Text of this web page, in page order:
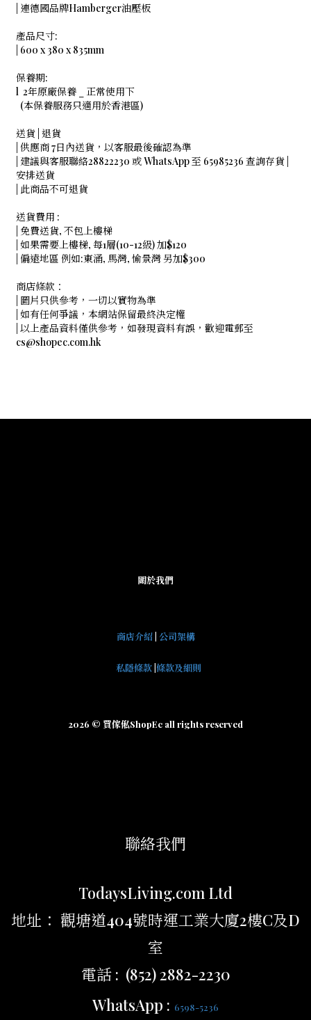
| 連德國品牌Hamberger油壓板
產品尺寸:
| 600 x 380 x 835mm
保養期:
l 2年原廠保養 _ 正常使用下
(本保養服務只適用於香港區)
送貨 | 退貨
| 供應商 7日內送貨，以客服最後確認為準
| 建議與客服聯絡28822230 或 WhatsApp 至 65985236 查詢存貨 |
安排送貨
| 此商品不可退貨
送貨費用 :
| 免費送貨, 不包上樓梯
| 如果需要上樓梯, 每1層(10-12級) 加$120
| 偏遠地區 例如:東涌, 馬灣, 愉景灣 另加$300
商店條款：
| 圖片只供參考，一切以實物為準
| 如有任何爭議，本網站保留最終決定權
| 以上產品資料僅供參考，如發現資料有誤，歡迎電郵至
cs@shopec.com.hk
關於我們
商店介紹| 公司架構
私隱條款 條款及細則
2026 © 買傢俬ShopEc all rights reserved
聯絡我們
TodaysLiving.com Ltd
地址： 觀塘道404號時運工業大廈2樓C及D
室
電話 : (852) 2882-2230
WhatsApp : 6598-5236